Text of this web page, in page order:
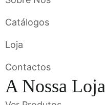
Catálogos
Loja
Contactos
A Nossa Loja